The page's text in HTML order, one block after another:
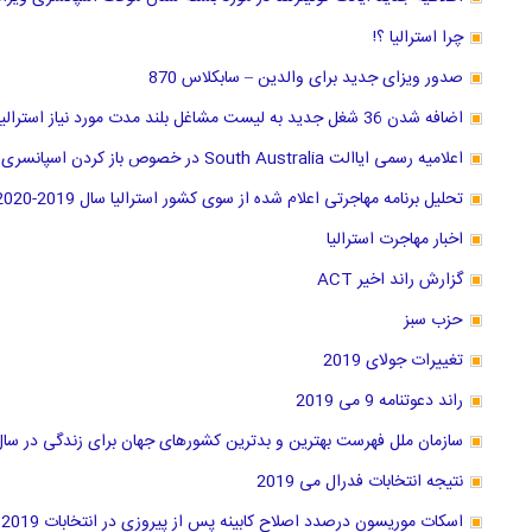
چرا استرالیا ؟!
صدور ویزای جدید برای والدین – سابکلاس 870
اضافه شدن 36 شغل جدید به لیست مشاغل بلند مدت مورد نیاز استرالیا از 11 مارچ 2019
اعلامیه رسمی ایاالت South Australia در خصوص باز کردن اسپانسری سه شغل جدید
تحلیل برنامه مهاجرتی اعلام شده از سوی کشور استرالیا سال 2019-2020
اخبار مهاجرت استرالیا
گزارش راند اخیر ACT
حزب سبز
تغییرات جولای 2019
راند دعوتنامه 9 می 2019
سازمان ملل فهرست بهترین و بدترین کشور‌های جهان برای زندگی در سال 2019 منتشر
نتیجه انتخابات فدرال می 2019
اسکات موریسون درصدد اصلاح کابینه پس از پیروزی در انتخابات 2019